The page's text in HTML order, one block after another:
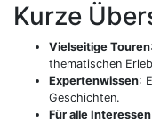
Kurze
Vielseitige Touren
thematischen
Expertenwissen:
Geschichten.
Für alle Interessen